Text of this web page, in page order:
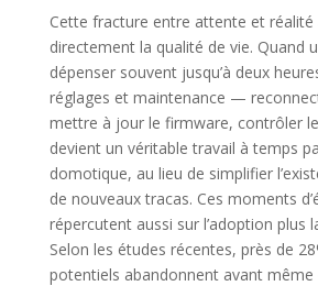
Cette fracture entre attente et réalité
directement la qualité de vie. Quand
dépenser souvent jusqu’à deux
réglages et maintenance —
mettre à jour le firmware, contrôler
devient un véritable travail à temps
domotique, au lieu de simplifier
de nouveaux tracas. Ces moments
répercutent aussi sur l’adoption plus
Selon les études récentes, près de
potentiels abandonnent avant même